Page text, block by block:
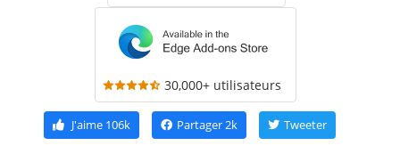
30,000+ utilisateurs
J'aime106k Partager2k Tweeter